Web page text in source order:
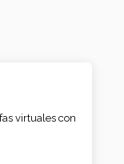
virtuales con